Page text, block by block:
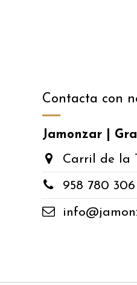
Contacta con
Jamonzar |
Carril de la
​958 780 306